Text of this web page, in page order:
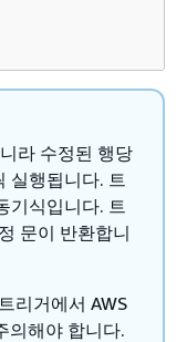
라 수정된 행당
실행됩니다. 트
기식입니다. 트
문이 반환합니
리거에서 AWS
의해야 합니다.